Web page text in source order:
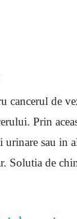
cancerul de
Prin
urinare sau in
de